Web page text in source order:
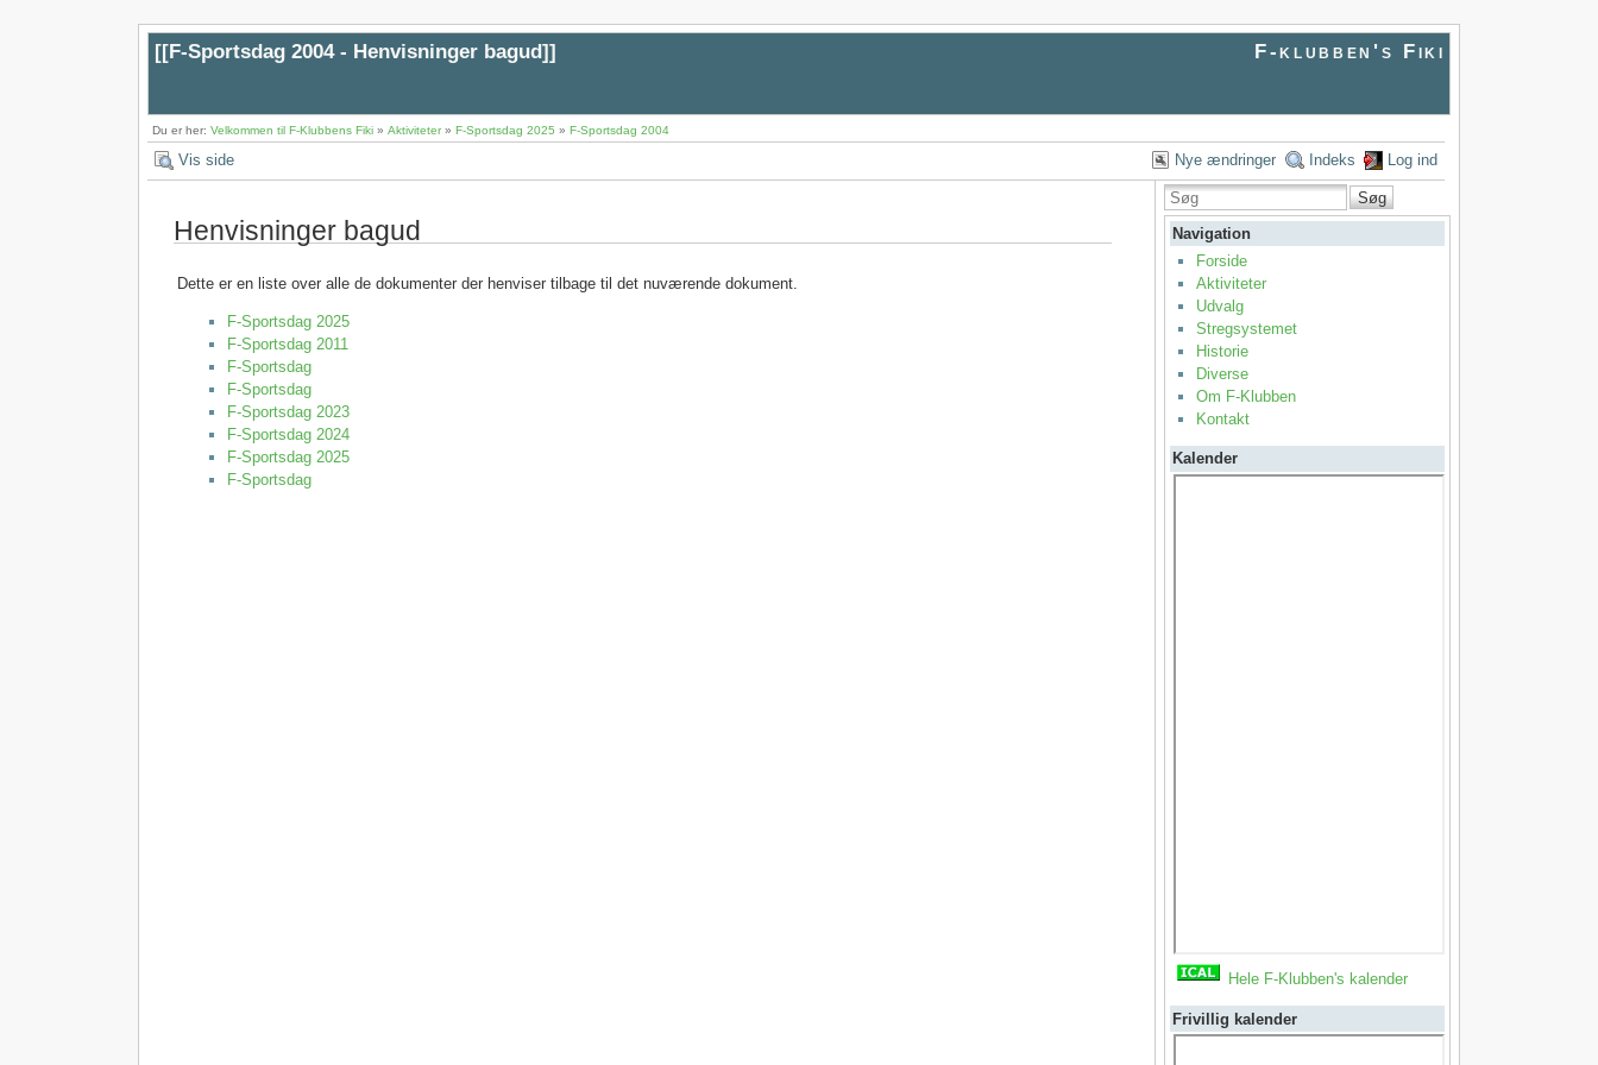
[[F-Sportsdag 2004 - Henvisninger bagud]] F-klubben's Fiki
Du er her: Velkommen til F-Klubbens Fiki» Aktiviteter» F-Sportsdag 2025 » F-Sportsdag 2004
Vis side Nye ændringer Indeks Log ind
Henvisninger bagud
Dette er en liste over alle de dokumenter der henviser tilbage til det nuværende dokument.
F-Sportsdag 2025
F-Sportsdag 2011
F-Sportsdag
F-Sportsdag
F-Sportsdag 2023
F-Sportsdag 2024
F-Sportsdag 2025
F-Sportsdag
Søg
Navigation
Forside
Aktiviteter
Udvalg
Stregsystemet
Historie
Diverse
Om F-Klubben
Kontakt
Kalender
Hele F-Klubben's kalender
Frivillig kalender